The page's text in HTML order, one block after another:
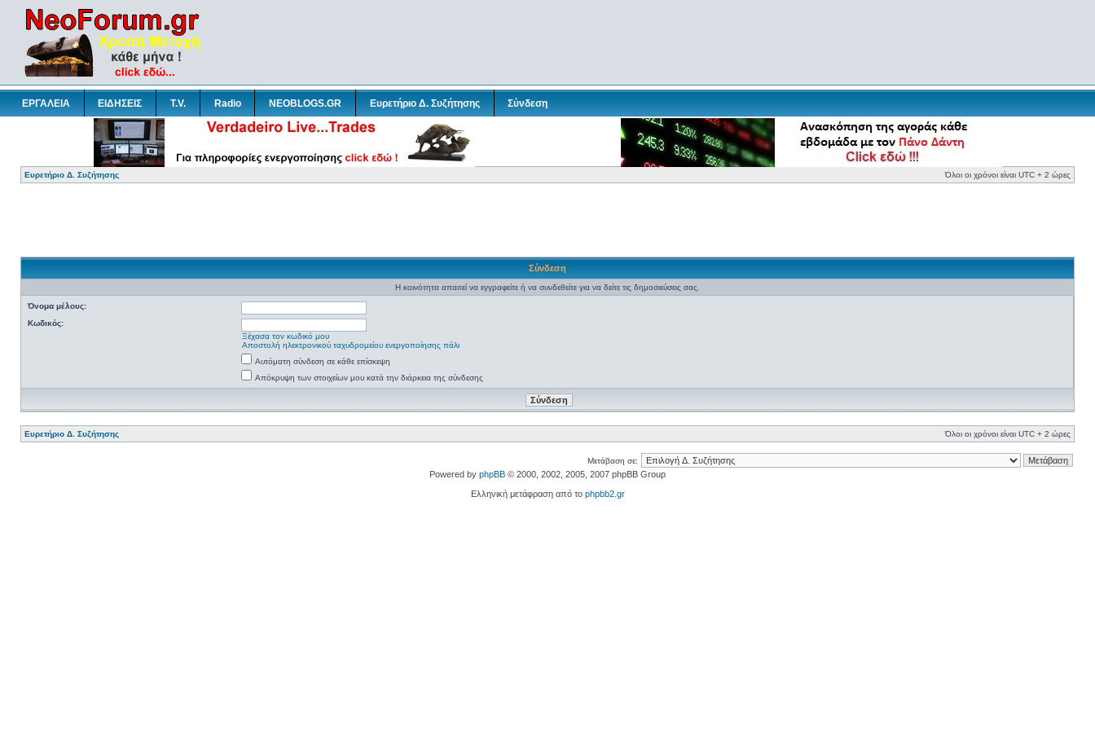
ΕΡΓΑΛΕΙΑ ΕΙΔΗΣΕΙΣ T.V. Radio NEOBLOGS.GR Ευρετήριο Δ. Συζήτησης Σύνδεση
Ευρετήριο Δ. Συζήτησης Όλοι οι χρόνοι είναι UTC + 2 ώρες
Σύνδεση
Η κοινότητα απαιτεί να εγγραφείτε ή να συνδεθείτε για να δείτε τις δημοσιεύσεις σας.
Όνομα μέλους:
Κωδικός:
Ξέχασα τον κωδικό μου
Αποστολή ηλεκτρονικού ταχυδρομείου ενεργοποίησης πάλι
Αυτόματη σύνδεση σε κάθε επίσκεψη
Απόκρυψη των στοιχείων μου κατά την διάρκεια της σύνδεσης
Ευρετήριο Δ. Συζήτησης Όλοι οι χρόνοι είναι UTC + 2 ώρες
Μετάβαση σε:
Powered by phpBB © 2000, 2002, 2005, 2007 phpBB Group
Ελληνική μετάφραση από το phpbb2.gr